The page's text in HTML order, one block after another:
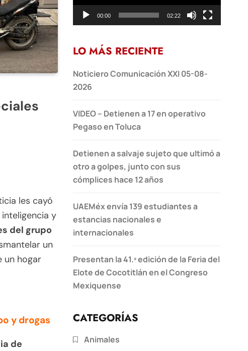
les cayó
y
del grupo
un
un hogar
y drogas
de
00:00 02:22
LO MÁS RECIENTE
Noticiero Comunicación XXI 05-08-
2026
VIDEO – Detienen a 17 en operativo
Pegaso en Toluca
Detienen a salvaje sujeto que ultimó a
otro a golpes, junto con sus
cómplices hace 12 años
UAEMéx envía 139 estudiantes a
estancias nacionales e
internacionales
Presentan la 41.ª edición de la Feria del
Elote de Cocotitlán en el Congreso
Mexiquense
CATEGORÍAS
Animales